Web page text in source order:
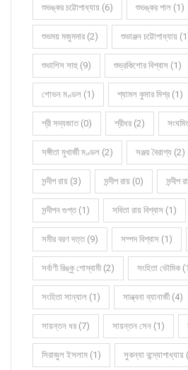
শুভঙ্কর চট্টোপাধ্যায় (6) শুভঙ্কর পাল (1)
শুভময় মজুমদার (2) শুভাঞ্জন চট্টোপাধ্যায়
শুভাশিস সাহু (9) শুভ্রকিশোর বিশ্বাস (1)
শোভন মণ্ডল (1) শ্যামল কুমার মিশ্র (1)
শ্রী সদ্যজাত (0) শ্রীধর (2)
সঙ্গীতা মুখার্জী মণ্ডল (2) সঞ্জয় বৈরাগ্য (2)
সন্দীপ রায় (3) সন্দীপ রায় (0) সন্দীপ
সন্দীপন গুপ্ত (1) সবিতা রায় বিশ্বাস (1)
সমীর বরণ দত্ত (9) সম্পদ বিশ্বাস (1)
সর্বাণী রিঙ্কু গোস্বামী (2) সংহিতা ভৌমিক
সংহিতা সান্যাল (1) সান্ত্বনা ব্যানার্জী (4)
সায়ন্তন ধর (7) সায়ন্তন সেন (1)
সিরাজুল ইসলাম (1) সুকন্যা বন্দ্যোপাধ্যায়